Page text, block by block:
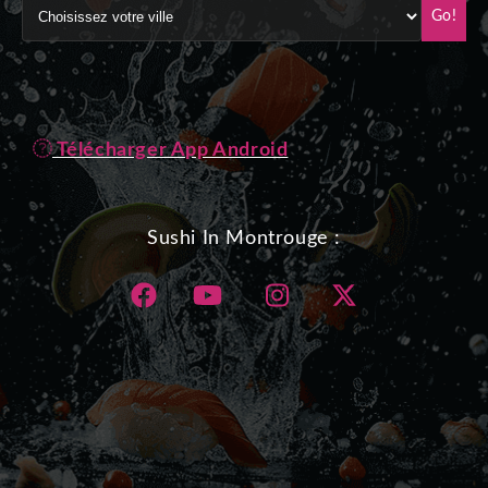
Go!
Télécharger App Android
Sushi In Montrouge :